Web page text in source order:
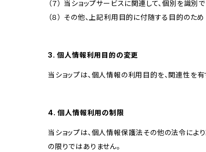
（７） 当ショップサービスに関連して、個別を識
（８） その他、上記利用目的に付随する目的のため
3. 個人情報利用目的の変更
当ショップは、個人情報の利用目的を、関連性を
4. 個人情報利用の制限
当ショップは、個人情報保護法その他の法令によ
の限りではありません。